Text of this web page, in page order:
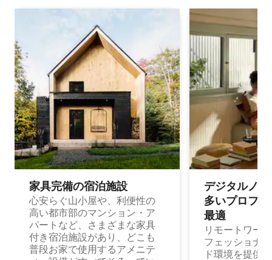
家具完備の宿⁠泊⁠施⁠設
心安らぐ山小屋や、利便性の
高い都市部のマンション・ア
パートなど、さまざまな家具
付き宿泊施設があり、どこも
普段お家で使用するアメニテ
デジタルノ
多⁠いプ⁠ロ⁠フ⁠
最⁠適
リモートワー
フェッショナ
ド環境を提供